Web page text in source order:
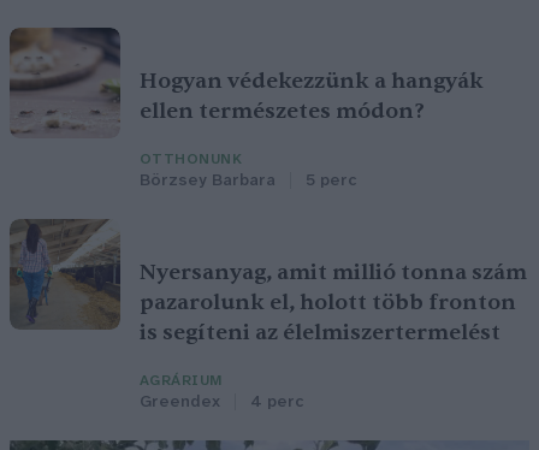
Hogyan védekezzünk a hangyák
ellen természetes módon?
OTTHONUNK
Börzsey Barbara 5 perc
Nyersanyag, amit millió tonna szám
pazarolunk el, holott több fronton
is segíteni az élelmiszertermelést
AGRÁRIUM
Greendex 4 perc